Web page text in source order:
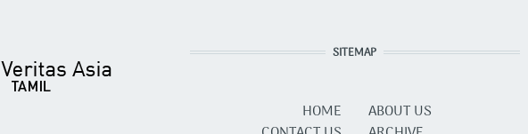
SITEMAP
HOME
ABOUT US